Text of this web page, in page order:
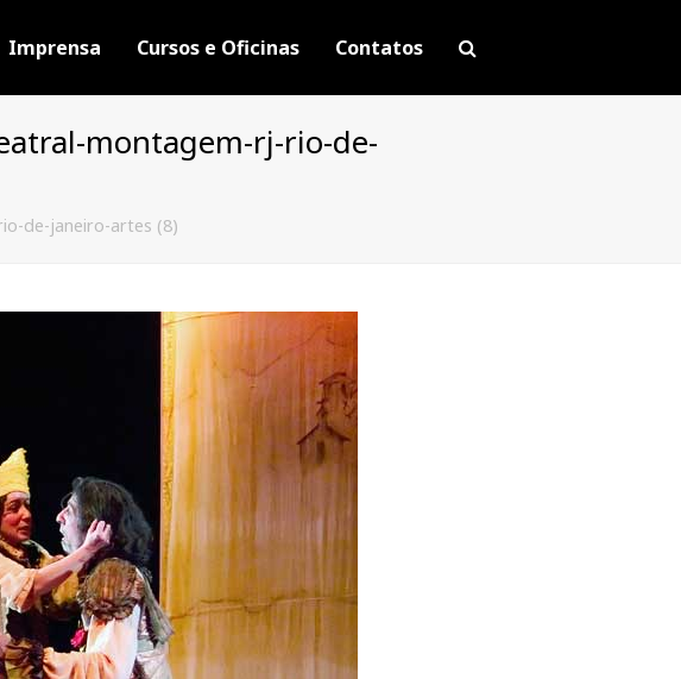
Imprensa Cursos e Oficinas Contatos
montagem-rj-rio-de-
de-janeiro-artes (8)